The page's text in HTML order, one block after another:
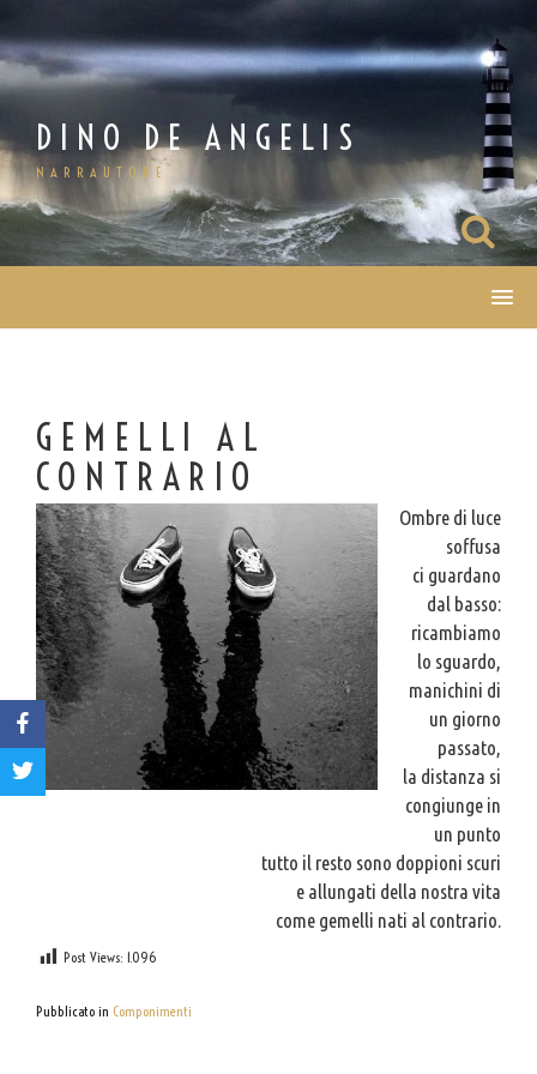
al
contenuto
DINO DE ANGELIS
NARRAUTORE
GEMELLI AL
CONTRARIO
Ombre di luce
soffusa
ci guardano
dal basso:
ricambiamo
lo sguardo,
manichini di
un giorno
passato,
la distanza si
congiunge in
un punto
tutto il resto sono doppioni scuri
e allungati della nostra vita
come gemelli nati al contrario.
Post Views: 1.096
Pubblicato in Componimenti